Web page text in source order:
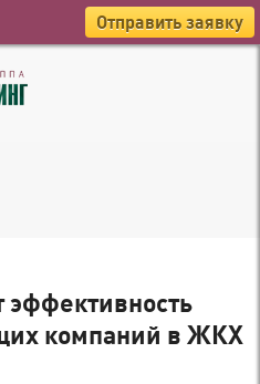
Отправить заявку
компаний в ЖКХ